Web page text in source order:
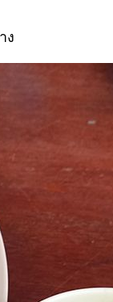
ง